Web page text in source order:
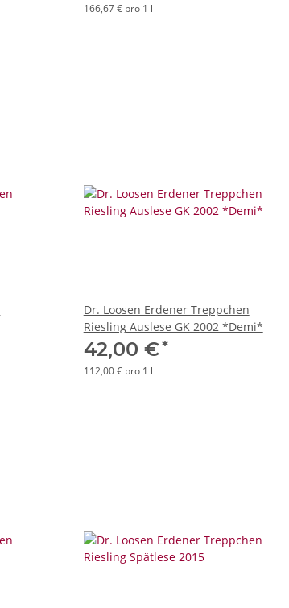
166,67 € pro 1 l
Dr. Loosen Erdener Treppchen
Riesling Auslese GK 2002 *Demi*
42,00 €*
112,00 € pro 1 l